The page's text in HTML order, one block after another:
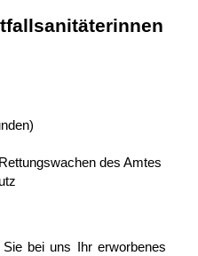
des Amtes
bei uns Ihr erworbenes